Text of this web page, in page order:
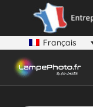
Français